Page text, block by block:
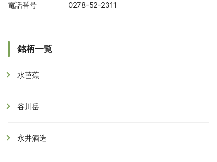
電話番号 0278-52-2311
銘柄一覧
水芭蕉
谷川岳
永井酒造